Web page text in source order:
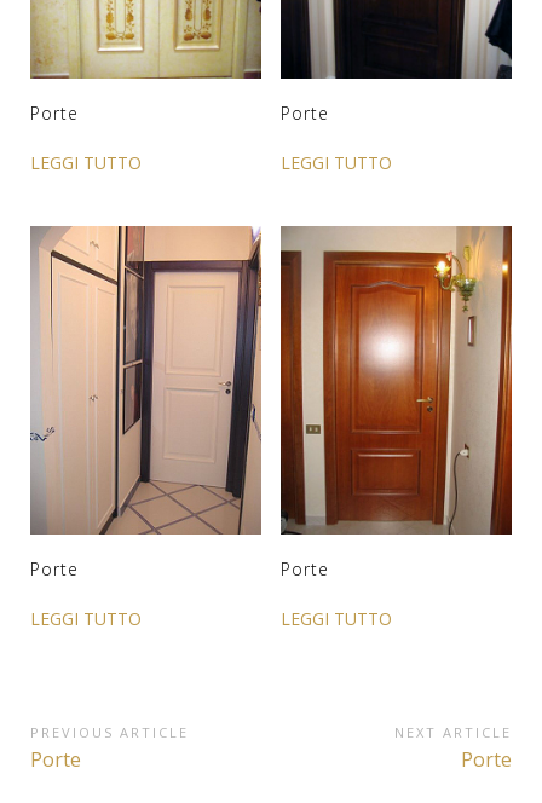
Porte
LEGGI TUTTO
Porte
LEGGI TUTTO
Porte
LEGGI TUTTO
Porte
LEGGI TUTTO
Navigazione
articoli
PREVIOUS ARTICLE
Previous
Porte
NEXT ARTICLE
Next
Porte